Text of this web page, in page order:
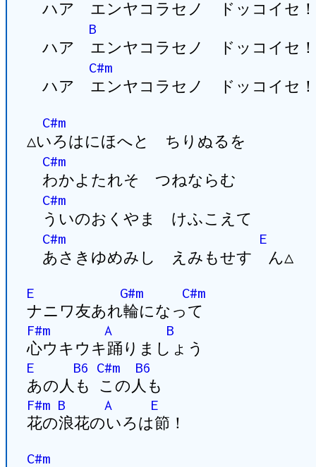
ハア エンヤコラセノ ドッコイセ！
B
ハア エンヤコラセノ ドッコイセ！
C#m
ハア エンヤコラセノ ドッコイセ
C#m
△いろはにほへと ちりぬるを
C#m
わかよたれそ つねならむ
C#m
ういのおくやま けふこえて
C#m
E
あさきゆめみし えみもせす ん△
E G#m
C#m
ナニワ友あれ輪になって
F#m
A
B
心ウキウキ踊りましょう
E
B6 C#m
B6
あの人も この人も
F#m B A
E
花の浪花のいろは節！
C#m